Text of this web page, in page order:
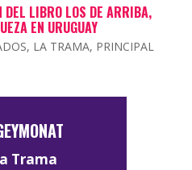
DEL LIBRO LOS DE ARRIBA,
EN URUGUAY
, LA TRAMA, PRINCIPAL
Trama